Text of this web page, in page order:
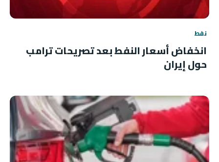
نفط
انخفاض أسعار النفط بعد تصريحات ترامب
حول إيران